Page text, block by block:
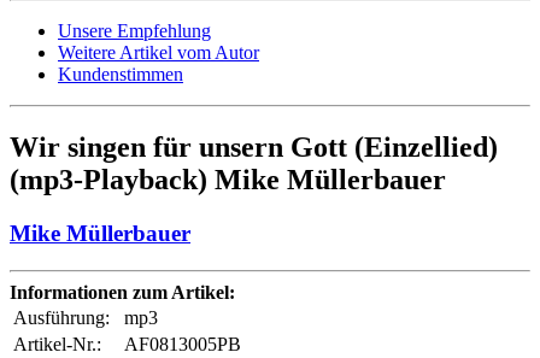
Unsere Empfehlung
Weitere Artikel vom Autor
Kundenstimmen
Wir singen für unsern Gott (Einzellied)
(mp3-Playback) Mike Müllerbauer
Mike Müllerbauer
Informationen zum Artikel:
Ausführung:
mp3
Artikel-Nr.:
AF0813005PB